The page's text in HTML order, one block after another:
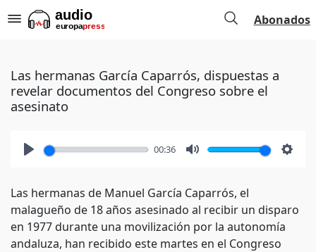
Abonados
Las hermanas García Caparrós, dispuestas a
revelar documentos del Congreso sobre el
asesinato
00:36
Las hermanas de Manuel García Caparrós, el
malagueño de 18 años asesinado al recibir un disparo
en 1977 durante una movilización por la autonomía
andaluza, han recibido este martes en el Congreso